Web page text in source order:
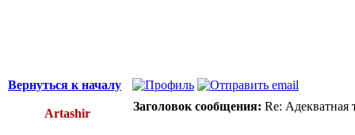
Вернуться к началу
Artashir
Заголовок сообщения: Re: Адекватная